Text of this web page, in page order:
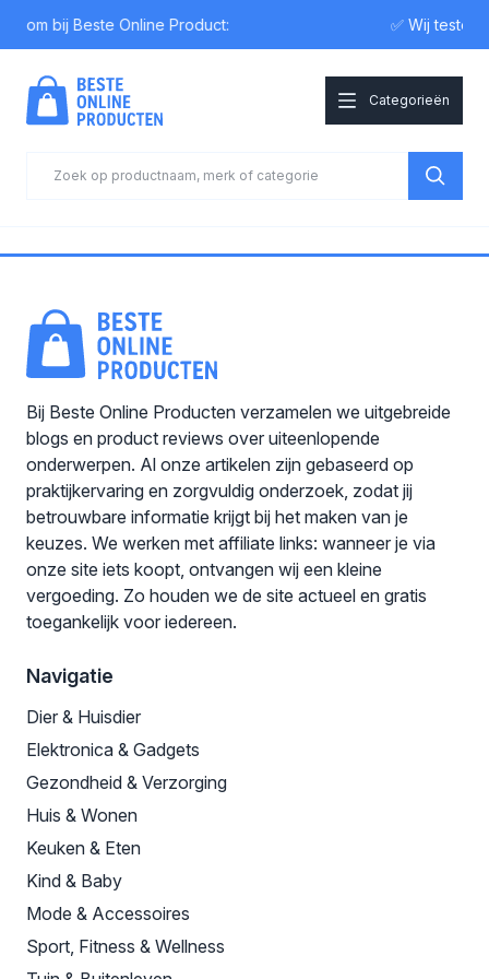
bij Beste Online Product: ✅ Wij testen
Categorieën
Bij Beste Online Producten verzamelen we uitgebreide
blogs en product reviews over uiteenlopende
onderwerpen. Al onze artikelen zijn gebaseerd op
praktijkervaring en zorgvuldig onderzoek, zodat jij
betrouwbare informatie krijgt bij het maken van je
keuzes. We werken met affiliate links: wanneer je via
onze site iets koopt, ontvangen wij een kleine
vergoeding. Zo houden we de site actueel en gratis
toegankelijk voor iedereen.
Navigatie
Dier & Huisdier
Elektronica & Gadgets
Gezondheid & Verzorging
Huis & Wonen
Keuken & Eten
Kind & Baby
Mode & Accessoires
Sport, Fitness & Wellness